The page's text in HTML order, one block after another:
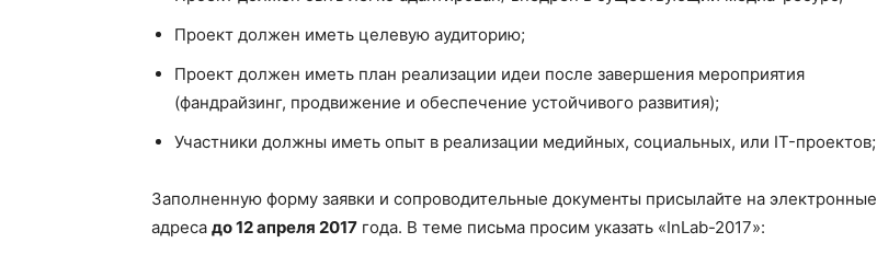
Проект должен иметь целевую аудиторию;
Проект должен иметь план реализации идеи после завершения мероприятия
(фандрайзинг, продвижение и обеспечение устойчивого развития);
Участники должны иметь опыт в реализации медийных, социальных, или IT-проектов;
Заполненную форму заявки и сопроводительные документы присылайте на электронные
адреса до 12 апреля 2017 года. В теме письма просим указать «InLab-2017»: